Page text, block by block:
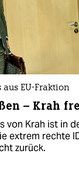
aus EU-Fraktion
– Krah
von Krah ist in
extrem rechte
zurück.